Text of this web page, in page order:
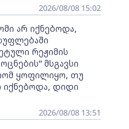
2026/08/08 15:02
არ იქნებოდა,
რეჟიმის
მსგავსი
ყოფილიყო, თუ
იქნებოდა, დიდი
2026/08/08 13:51